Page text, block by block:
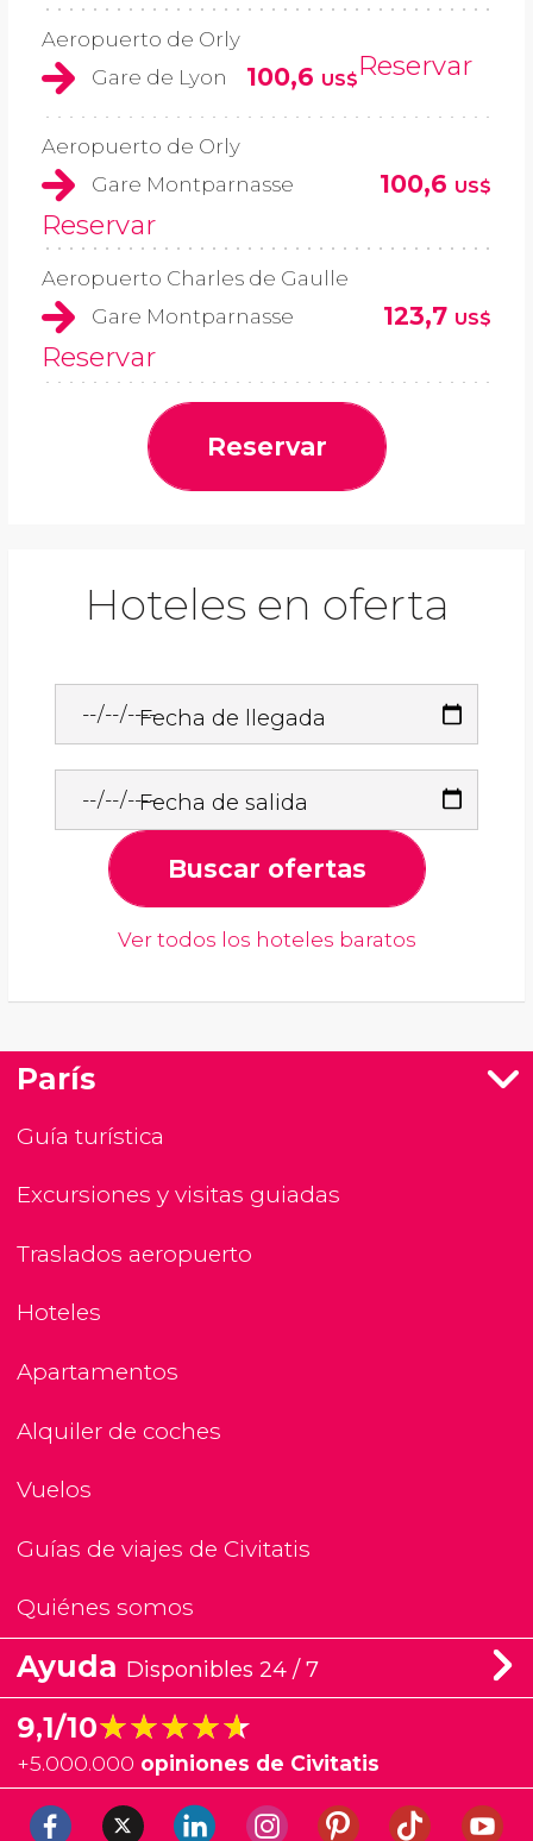
Aeropuerto de Orly
Gare de Lyon
100,6 US$Reservar
Aeropuerto de Orly
Gare Montparnasse
100,6 US$
Reservar
Aeropuerto Charles de Gaulle
Gare Montparnasse
123,7 US$
Reservar
Reservar
Hoteles en oferta
Fecha de llegada
Fecha de salida
Buscar ofertas
Ver todos los hoteles baratos
París
Guía turística
Excursiones y visitas guiadas
Traslados aeropuerto
Hoteles
Apartamentos
Alquiler de coches
Vuelos
Guías de viajes de Civitatis
Quiénes somos
Ayuda Disponibles 24 / 7
9,1/10★★★★★
★★★★★
+5.000.000 opiniones de Civitatis